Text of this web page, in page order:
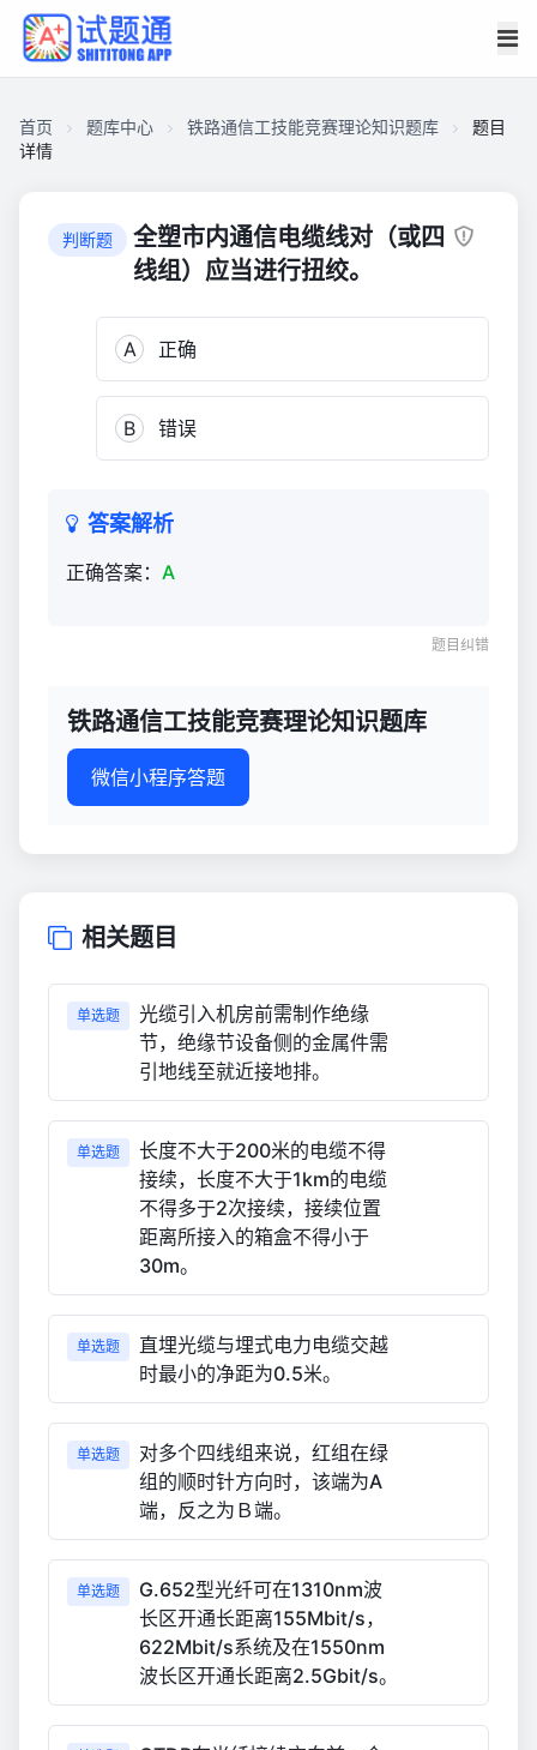
首页 题库中心 铁路通信工技能竞赛理论知识题库
题目
详情
判断题
全塑市内通信电缆线对（或四
线组）应当进行扭绞。
A 正确
B 错误
答案解析
正确答案： A
题目纠错
铁路通信工技能竞赛理论知识题库
微信小程序答题
相关题目
单选题
光缆引入机房前需制作绝缘
节，绝缘节设备侧的金属件需
引地线至就近接地排。
单选题
长度不大于200米的电缆不得
接续，长度不大于1km的电缆
不得多于2次接续，接续位置
距离所接入的箱盒不得小于
30m。
单选题
直埋光缆与埋式电力电缆交越
时最小的净距为0.5米。
单选题
对多个四线组来说，红组在绿
组的顺时针方向时，该端为A
端，反之为Ｂ端。
单选题
G.652型光纤可在1310nm波
长区开通长距离155Mbit/s，
622Mbit/s系统及在1550nm
波长区开通长距离2.5Gbit/s。